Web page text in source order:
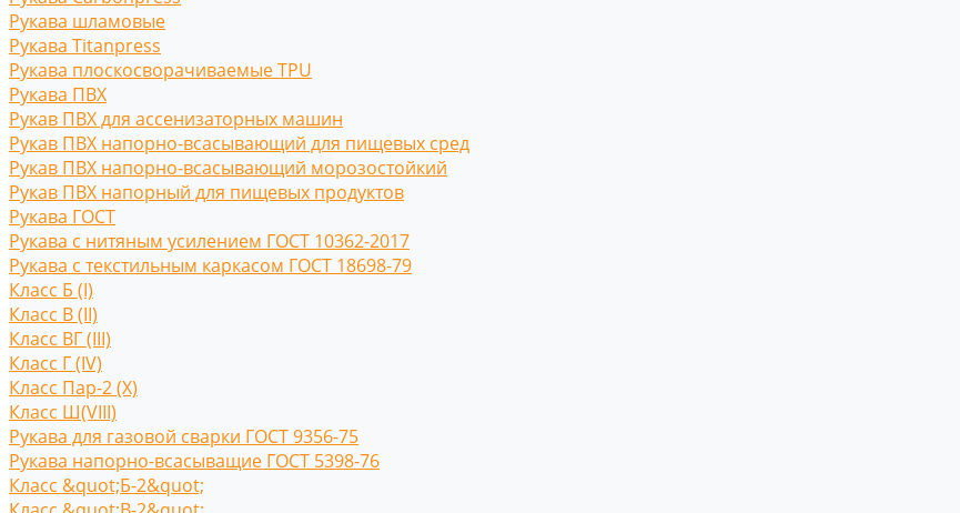
Рукава шламовые
Рукава Titanpress
Рукава плоскосворачиваемые TPU
Рукава ПВХ
Рукав ПВХ для ассенизаторных машин
Рукав ПВХ напорно-всасывающий для пищевых сред
Рукав ПВХ напорно-всасывающий морозостойкий
Рукав ПВХ напорный для пищевых продуктов
Рукава ГОСТ
Рукава с нитяным усилением ГОСТ 10362-2017
Рукава с текстильным каркасом ГОСТ 18698-79
Класс Б (I)
Класс В (II)
Класс ВГ (III)
Класс Г (IV)
Класс Пар-2 (X)
Класс Ш(VIII)
Рукава для газовой сварки ГОСТ 9356-75
Рукава напорно-всасыващие ГОСТ 5398-76
Класс &quot;Б-2&quot;